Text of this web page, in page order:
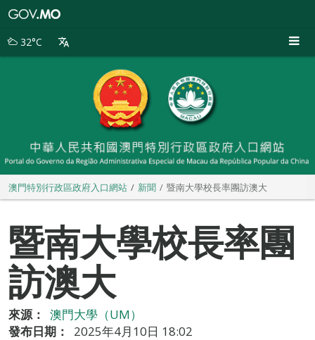
別
32°C
澳門特別行政區政府入口網站 新聞 暨南大學校長率團訪澳大
暨南大學校長率團
訪澳大
來源：
澳門大學（UM）
發布日期：
2025年4月10日 18:02